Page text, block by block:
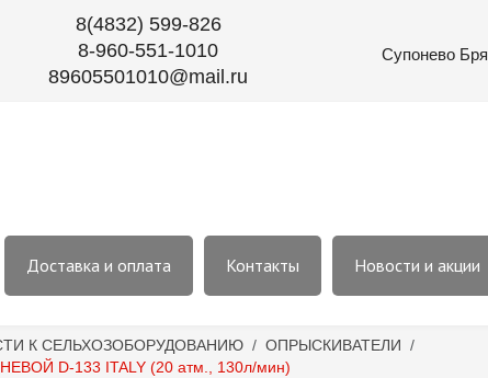
8(4832) 599-826
8-960-551-1010
89605501010@mail.ru
Супонево
Доставка и оплата Контакты Новости и акции
К СЕЛЬХОЗОБОРУДОВАНИЮ / ОПРЫСКИВАТЕЛИ /
D-133 ITALY (20 атм., 130л/мин)